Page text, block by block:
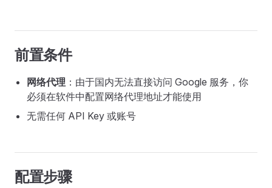
前置条件
网络代理 ：由于国内无法直接访问 Google 服务，你
必须在软件中配置网络代理地址才能使用
无需任何 API Key 或账号
配置步骤